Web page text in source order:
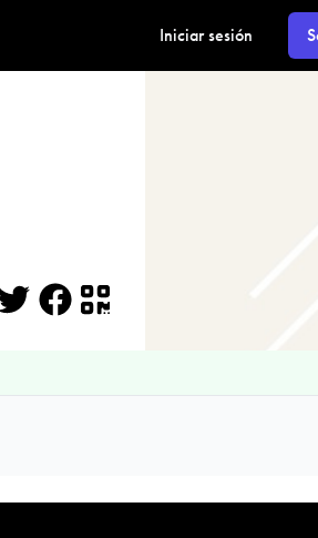
Iniciar sesión